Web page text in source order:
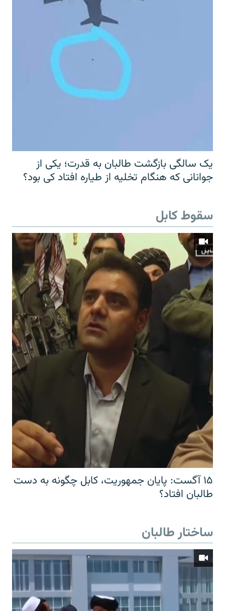
یک سالگی بازگشت طالبان به قدرت؛ یکی از
جوانانی که هنگام تخلیه از طیاره افتاد کی بود؟
سقوط کابل
۱۵ آگست: پایان جمهوریت، کابل چگونه به دست
طالبان افتاد؟
ساختار طالبان